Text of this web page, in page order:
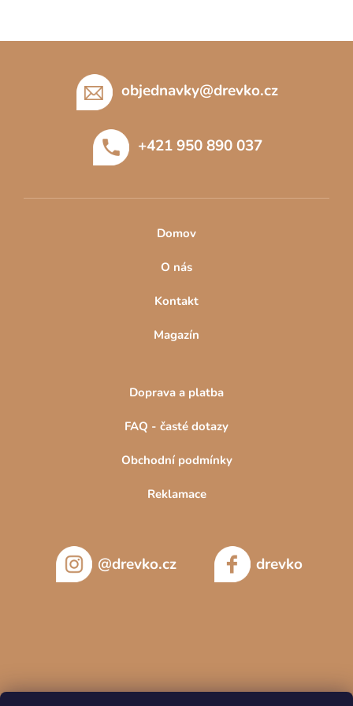
objednavky@drevko.cz
+421 950 890 037
Domov
O nás
Kontakt
Magazín
Doprava a platba
FAQ - časté dotazy
Obchodní podmínky
Reklamace
@drevko.cz drevko